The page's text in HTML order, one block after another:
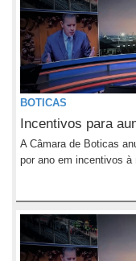
BOTICAS
Incentivos para
A Câmara de Boticas
por ano em incentivos